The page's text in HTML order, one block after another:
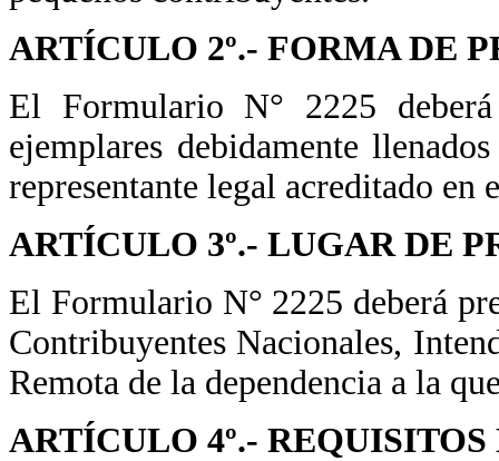
ARTÍCULO 2º.- FORMA DE
El Formulario N° 2225
ejemplares debidamente
representante legal acreditado en
ARTÍCULO 3º.- LUGAR DE
El Formulario N° 2225 deberá
Contribuyentes Nacionales,
Remota de la dependencia a la
ARTÍCULO 4º.-